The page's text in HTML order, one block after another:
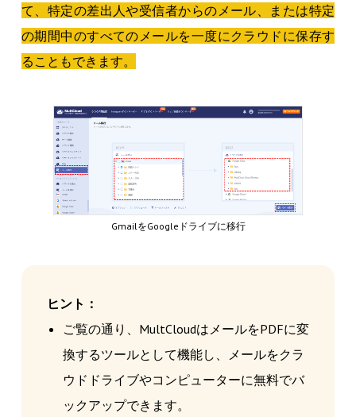
て、特定の差出人や受信者からのメール、または特定
の期間中のすべてのメールを一度にクラウドに保存す
ることもできます。
GmailをGoogleドライブに移行
ヒント：
ご覧の通り、MultCloudはメールをPDFに変
換するツールとして機能し、メールをクラ
ウドドライブやコンピューターに無料でバ
ックアップできます。